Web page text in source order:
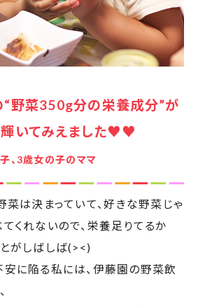
、3歳女の子のママ
菜は決まっていて、好きな野菜じゃ
がしばしば(><)
に陥る私には、伊藤園の野菜飲
たしてこども達、喜んで飲んでくれ
飲んでるー♥️♥️♥️